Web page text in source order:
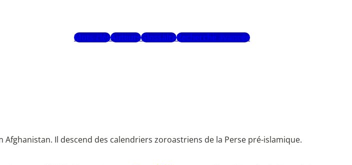
Mots-clésAuteursGlossaireRecherche avancée
Afghanistan. Il descend des calendriers zoroastriens de la Perse pré-islamique.